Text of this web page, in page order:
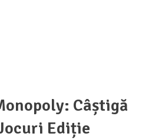
Câștigă
Ediție